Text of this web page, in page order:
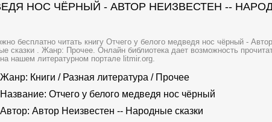
НОС ЧЁРНЫЙ - АВТОР НЕИЗВЕСТЕН --
бесплатно читать книгу Отчего у белого медведя нос чёрный -
сказки . Жанр: Прочее. Онлайн библиотека дает возможность
нашем литературном портале litmir.org.
Жанр: Книги / Разная литература / Прочее
Название: Отчего у белого медведя нос чёрный
Автор: Автор Неизвестен -- Народные сказки